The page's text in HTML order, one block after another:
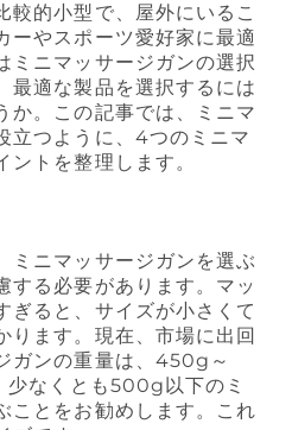
較的小型で、屋外にいるこ
ーやスポーツ愛好家に最適
ミニマッサージガンの選択
最適な製品を選択するには
か。この記事では、ミニマ
立つように、4つのミニマ
ントを整理します。
ミニマッサージガンを選ぶ
する必要があります。マッ
ぎると、サイズが小さくて
ります。現在、市場に出回
ガンの重量は、450g～
なくとも500g以下のミ
ことをお勧めします。これ